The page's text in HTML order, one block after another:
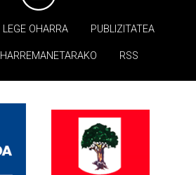
LEGE OHARRA PUBLIZITATEA
HARREMANETARAKO RSS